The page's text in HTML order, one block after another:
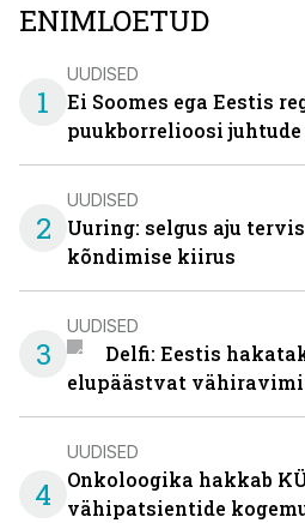
ENIMLOETUD
1
UUDISED
Ei Soomes ega Eestis
puukborrelioosi
2
UUDISED
Uuring: selgus aju
kõndimise kiirus
3
UUDISED
Delfi: Eestis
elupäästvat
4
UUDISED
Onkoloogika hakkab
vähipatsientide